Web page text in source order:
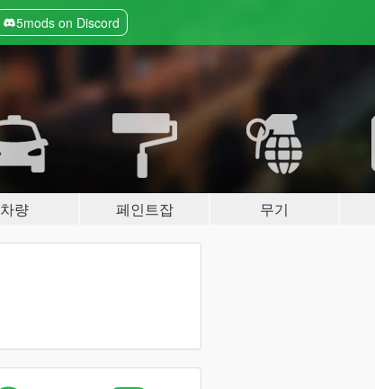
5mods on Discord
차량 페인트잡 무기